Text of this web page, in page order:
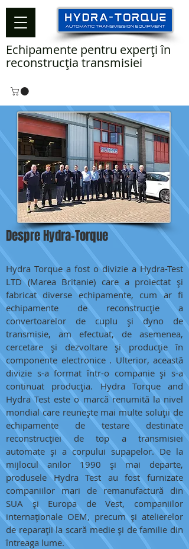
Echipamente pentru experți în
reconstrucția transmisiei
Despre Hydra-Torque
Hydra Torque a fost o divizie a Hydra-Test
LTD (Marea Britanie) care a proiectat și
fabricat diverse echipamente, cum ar fi
echipamente de reconstrucție a
convertoarelor de cuplu și dyno de
transmisie, am efectuat, de asemenea,
cercetare și dezvoltare și producție în
componente electronice . Ulterior, această
divizie s-a format într-o companie și s-a
continuat producția. Hydra Torque and
Hydra Test este o marcă renumită la nivel
mondial care reunește mai multe soluții de
echipamente de testare destinate
reconstrucției de top a transmisiei
automate și a corpului supapelor. De la
mijlocul anilor 1990 și mai departe,
produsele Hydra Test au fost furnizate
companiilor mari de remanufactură din
SUA și Europa de Vest, companiilor
internaționale OEM, precum și atelierelor
de reparații la scară medie și de familie din
întreaga lume.